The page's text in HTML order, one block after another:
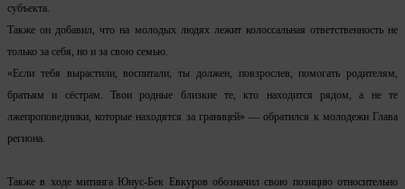
субъекта.
Также он добавил, что на молодых людях лежит колоссальная ответственность не
только за себя, но и за свою семью.
«Если тебя вырастили, воспитали, ты должен, повзрослев, помогать родителям,
братьям и сёстрам. Твои родные близкие те, кто находится рядом, а не те
лжепроповедники, которые находятся за границей» — обратился к молодежи Глава
региона.
Также в ходе митинга Юнус-Бек Евкуров обозначил свою позицию относительно